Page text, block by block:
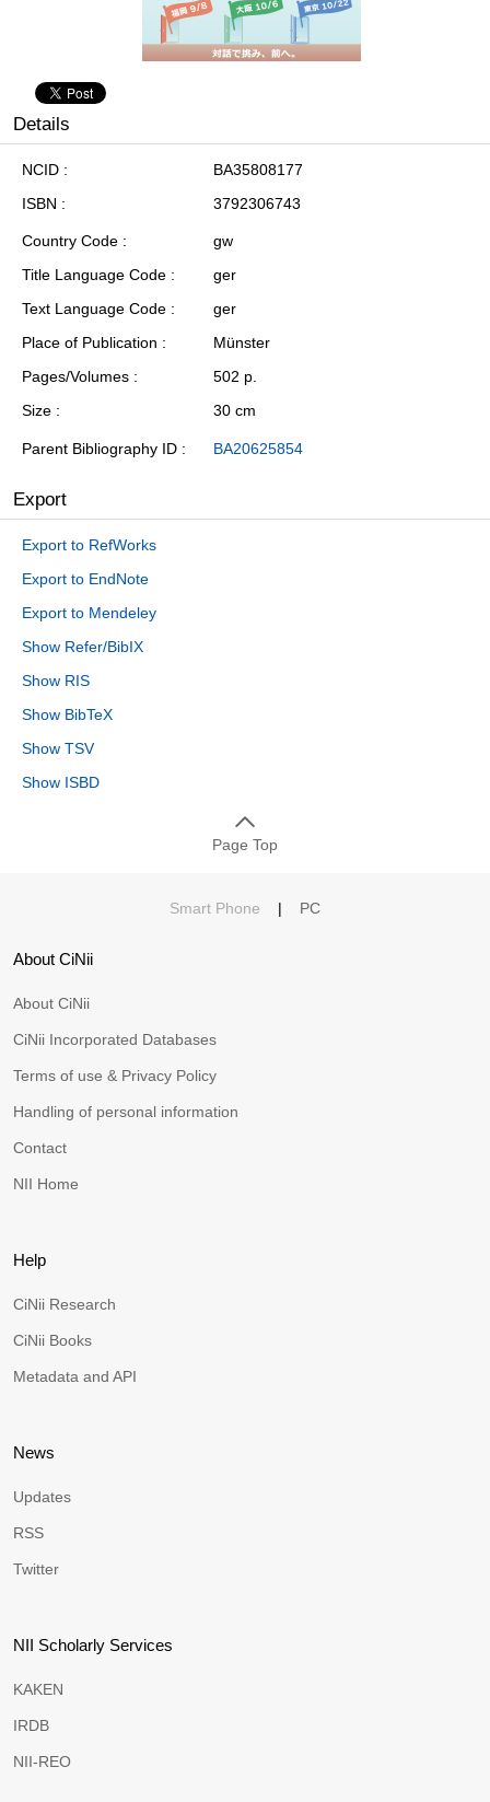
Details
NCID
BA35808177
ISBN
3792306743
Country Code
gw
Title Language Code
ger
Text Language Code
ger
Place of Publication
Münster
Pages/Volumes
502 p.
Size
30 cm
Parent Bibliography ID BA20625854
Export
Export to RefWorks
Export to EndNote
Export to Mendeley
Show Refer/BibIX
Show RIS
Show BibTeX
Show TSV
Show ISBD
Page Top
Smart Phone | PC
About CiNii
About CiNii
CiNii Incorporated Databases
Terms of use & Privacy Policy
Handling of personal information
Contact
NII Home
Help
CiNii Research
CiNii Books
Metadata and API
News
Updates
RSS
Twitter
NII Scholarly Services
KAKEN
IRDB
NII-REO